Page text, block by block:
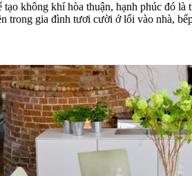
không khí hòa thuận, hạnh phúc đó
trong gia đình tươi cười ở lối vào nhà,